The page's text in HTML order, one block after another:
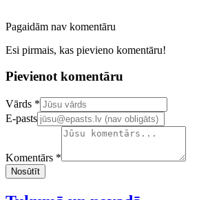
Pagaidām nav komentāru
Esi pirmais, kas pievieno komentāru!
Pievienot komentāru
Confirm your email address
Vārds *
E-pasts
Komentārs *
Nosūtīt